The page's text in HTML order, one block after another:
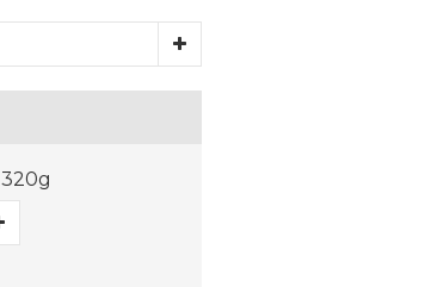
320g